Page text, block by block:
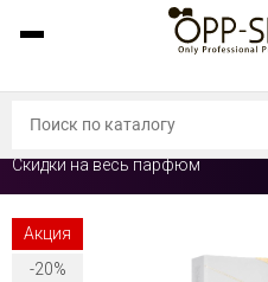
Скидки на весь парфюм
Акция
-20%